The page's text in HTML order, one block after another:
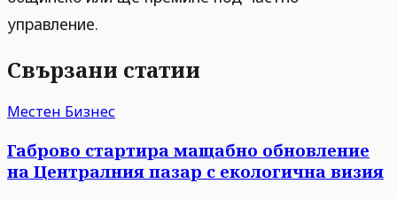
управление.
Свързани статии
Местен Бизнес
Габрово стартира мащабно обновление
на Централния пазар с екологична визия